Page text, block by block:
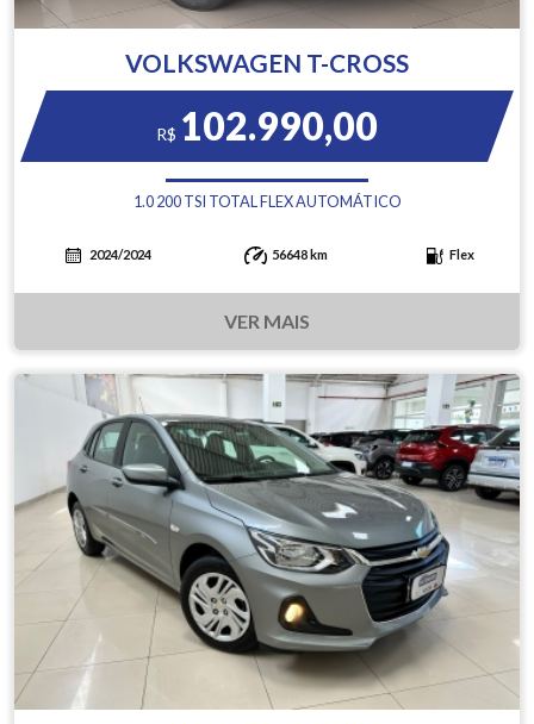
VOLKSWAGEN T-CROSS
R$ 102.990,00
1.0 200 TSI TOTAL FLEX AUTOMÁTICO
2024/2024 56648 km Flex
VER MAIS